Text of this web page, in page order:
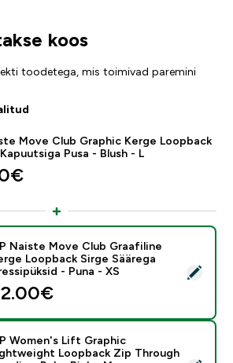
koos
toodetega, mis toimivad paremini
Move Club Graphic Kerge Loopback
Pusa - Blush - L
- MP Naiste Move Club Graafiline
Naiste Move Club Graafiline
Loopback Sirge Säärega
- Puna - XS
Women's Lift Graphic
Loopback Zip Through